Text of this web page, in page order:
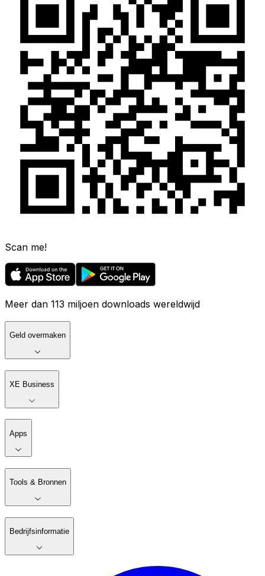
Scan me!
Meer dan 113 miljoen downloads wereldwijd
Geld overmaken
XE Business
Apps
Tools & Bronnen
Bedrijfsinformatie